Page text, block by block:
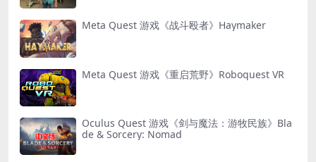
Meta Quest 游戏《战斗殴者》Haymaker
Meta Quest 游戏《重启荒野》Roboquest VR
Oculus Quest 游戏《剑与魔法：游牧民族》Bla
de & Sorcery: Nomad